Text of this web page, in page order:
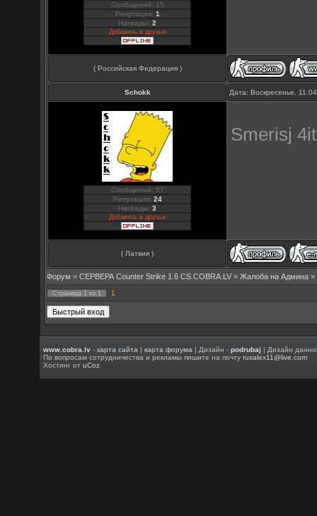
Сообщений: 15
Репутация: 1
Награды:2
Добавить в друзья
( Российская Федерация )
Schokk Дата: Воскресенье,
Сообщений: 57
Репутация: 24
Награды:3
Добавить в друзья
Smerisj
( Латвия )
Форум » СЕРВЕРА Counter Strike 1.6 CS.COBRA.LV » Жалоба на Админа »
Страница 1 из 1 1
www.cobra.lv -карта сайта |карта форума | Дизайн -podrubaj | Дизайн
По вопросам сотрудничества и рекламы пишите на почтуrusalex11@live.com
Хостинг отuCoz